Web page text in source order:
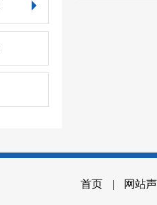
首页 | 网站